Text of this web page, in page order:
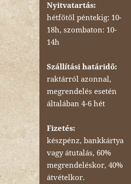
Nyitvatartás:
hétfőtől péntekig: 10-
18h, szombaton: 10-
14h
Szállítási határidő:
raktárról azonnal,
megrendelés esetén
általában 4-6 hét
Fizetés:
készpénz, bankkártya
vagy átutalás, 60%
megrendeléskor, 40%
átvételkor.